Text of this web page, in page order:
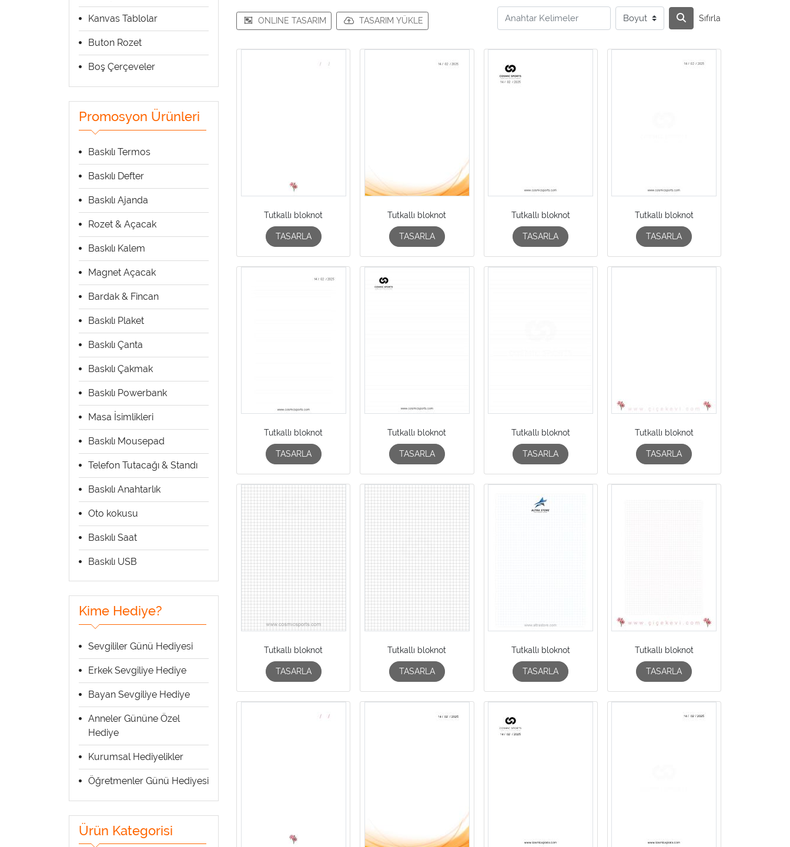
Kanvas Tablolar
Buton Rozet
Boş Çerçeveler
Promosyon Ürünleri
Baskılı Termos
Baskılı Defter
Baskılı Ajanda
Rozet & Açacak
Baskılı Kalem
Magnet Açacak
Bardak & Fincan
Baskılı Plaket
Baskılı Çanta
Baskılı Çakmak
Baskılı Powerbank
Masa İsimlikleri
Baskılı Mousepad
Telefon Tutacağı & Standı
Baskılı Anahtarlık
Oto kokusu
Baskılı Saat
Baskılı USB
Kime Hediye?
Sevgililer Günü Hediyesi
Erkek Sevgiliye Hediye
Bayan Sevgiliye Hediye
Anneler Gününe Özel
Hediye
Kurumsal Hediyelikler
Öğretmenler Günü Hediyesi
Ürün Kategorisi
ONLINE TASARIM TASARIM YÜKLE Sıfırla
Tutkallı bloknot
TASARLA
Tutkallı bloknot
TASARLA
Tutkallı bloknot
TASARLA
Tutkallı bloknot
TASARLA
Tutkallı bloknot
TASARLA
Tutkallı bloknot
TASARLA
Tutkallı bloknot
TASARLA
Tutkallı bloknot
TASARLA
Tutkallı bloknot
TASARLA
Tutkallı bloknot
TASARLA
Tutkallı bloknot
TASARLA
Tutkallı bloknot
TASARLA